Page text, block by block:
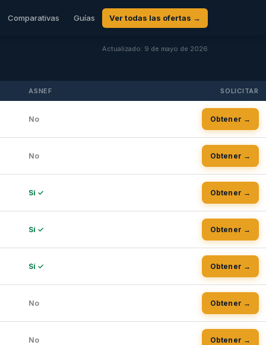
Comparativas Guías Ver todas las ofertas →
Actualizado: 9 de mayo de 2026
ASNEF SOLICITAR
No Obtener →
No Obtener →
Sí ✓ Obtener →
Sí ✓ Obtener →
Sí ✓ Obtener →
No Obtener →
No Obtener →